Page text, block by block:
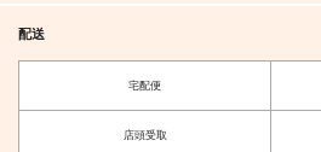
配送
宅配便
店頭受取